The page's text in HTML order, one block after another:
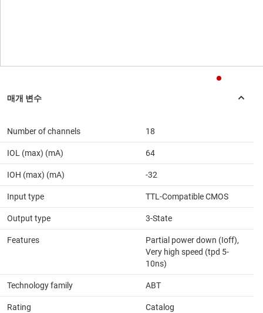
Number of channels 18
IOL (max) (mA) 64
IOH (max) (mA) -32
Input type TTL-Compatible CMOS
Output type 3-State
Features
Partial power down (Ioff),
Very high speed (tpd 5-
10ns)
Technology family ABT
Rating Catalog